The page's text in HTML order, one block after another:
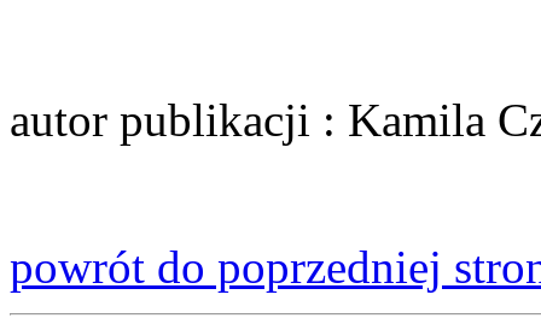
autor publikacji : Kamila
powrót do poprzedniej